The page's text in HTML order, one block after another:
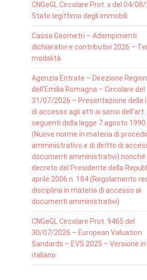
CNGeGL Circolare Prot. x del 04/
Stato legittimo degli immobili
Cassa Geometri – Adempimenti
dichiarativi e contributivi 2026 –
modalità
Agenzia Entrate – Direzione
dell’Emilia Romagna – Circolare del
31/07/2026 – Presentazione delle
di accesso agli atti ai sensi dell’art.
seguenti della legge 7 agosto 1990
(Nuove norme in materia di
amministrativo e di diritto di
documenti amministrativi) nonché
decreto del Presidente della
aprile 2006 n. 184 (Regolamento
disciplina in materia di accesso ai
documenti amministrativi)
CNGeGL Circolare Prot. 9465 del
30/07/2026 – European Valuation
Sandards – EVS 2025 – Versione in
italiano